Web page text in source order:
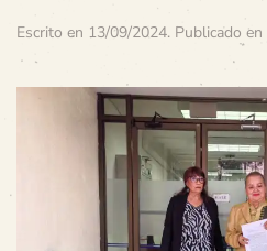
Escrito en 13/09/2024. Publicado en